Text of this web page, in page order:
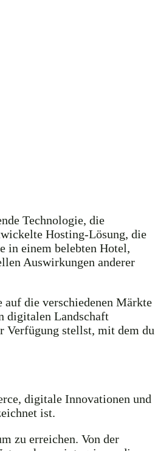
Technologie, die
Hosting-Lösung, die
in einem belebten Hotel,
Auswirkungen anderer
die verschiedenen Märkte
digitalen Landschaft
Verfügung stellst, mit dem du
digitale Innovationen und
ist.
zu erreichen. Von der